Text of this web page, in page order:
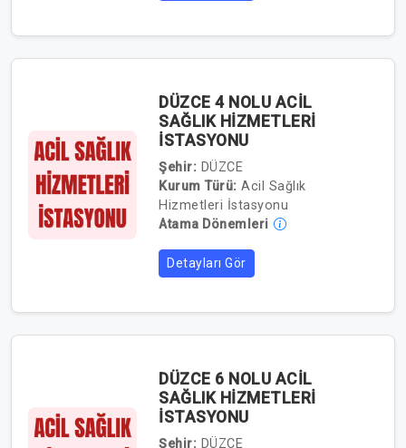
DÜZCE 4 NOLU ACİL
SAĞLIK HİZMETLERİ
İSTASYONU
Şehir: DÜZCE
Kurum Türü: Acil Sağlık
Hizmetleri İstasyonu
Atama Dönemleri
Detayları Gör
DÜZCE 6 NOLU ACİL
SAĞLIK HİZMETLERİ
İSTASYONU
Şehir: DÜZCE